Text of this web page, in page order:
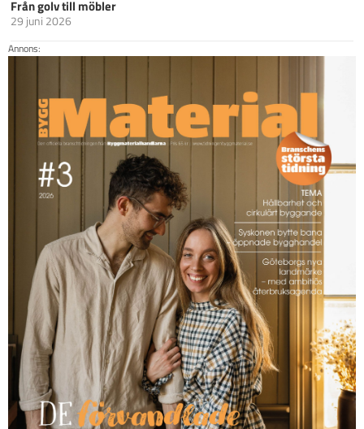
Från golv till möbler
29 juni 2026
Annons: